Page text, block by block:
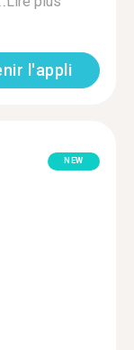
l'appli
NEW